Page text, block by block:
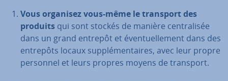
Vous organisez vous-même le transport des
produits qui sont stockés de manière cen­tra­li­sée
dans un grand entrepôt et éven­tuel­le­ment dans des
entrepôts locaux sup­plé­men­taires, avec leur propre
personnel et leurs propres moyens de transport.